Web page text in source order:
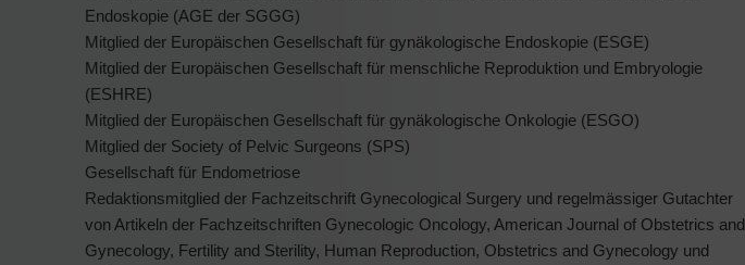
Endoskopie (AGE der SGGG)
Mitglied der Europäischen Gesellschaft für gynäkologische Endoskopie (ESGE)
Mitglied der Europäischen Gesellschaft für menschliche Reproduktion und Embryologie
(ESHRE)
Mitglied der Europäischen Gesellschaft für gynäkologische Onkologie (ESGO)
Mitglied der Society of Pelvic Surgeons (SPS)
Gesellschaft für Endometriose
Redaktionsmitglied der Fachzeitschrift Gynecological Surgery und regelmässiger Gutachter
von Artikeln der Fachzeitschriften Gynecologic Oncology, American Journal of Obstetrics and
Gynecology, Fertility and Sterility, Human Reproduction, Obstetrics and Gynecology und